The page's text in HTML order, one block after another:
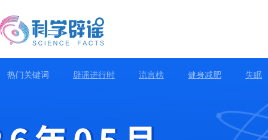
热门关键词 辟谣进行时 流言榜 健身减肥 失眠